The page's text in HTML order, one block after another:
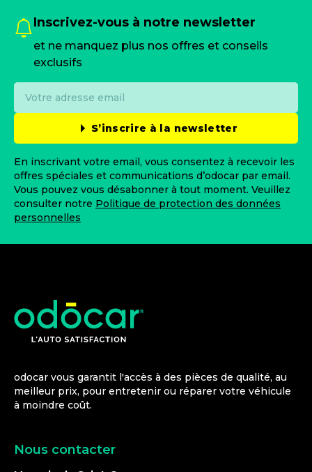
Inscrivez-vous à notre newsletter
et ne manquez plus nos offres et conseils
exclusifs
S’inscrire à la newsletter
En inscrivant votre email, vous consentez à recevoir les
offres spéciales et communications d’odocar par email.
Vous pouvez vous désabonner à tout moment. Veuillez
consulter notre Politique de protection des données
personnelles
odocar vous garantit l'accès à des pièces de qualité, au
meilleur prix, pour entretenir ou réparer votre véhicule
à moindre coût.
Nous contacter